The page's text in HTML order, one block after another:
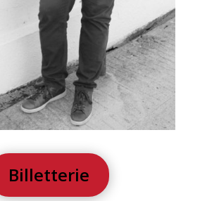
Billetterie